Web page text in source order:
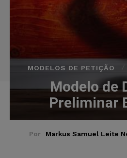
MODELOS DE PETIÇÃO
Modelo de
Preliminar
Por Markus Samuel Leite